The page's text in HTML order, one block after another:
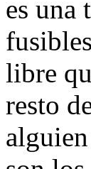
es una
libre
resto